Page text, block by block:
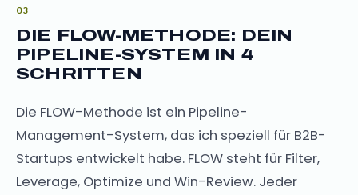
DIE FLOW-METHODE: DEIN
PIPELINE-SYSTEM IN 4
SCHRITTEN
Die FLOW-Methode ist ein Pipeline-
Management-System, das ich speziell für B2B-
Startups entwickelt habe. FLOW steht für Filter,
Leverage, Optimize und Win-Review. Jeder